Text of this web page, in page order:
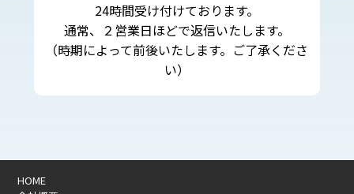
24時間受け付けております。
通常、２営業日ほどで返信いたします。
（時期によって前後いたします。ご了承くださ
い）
HOME